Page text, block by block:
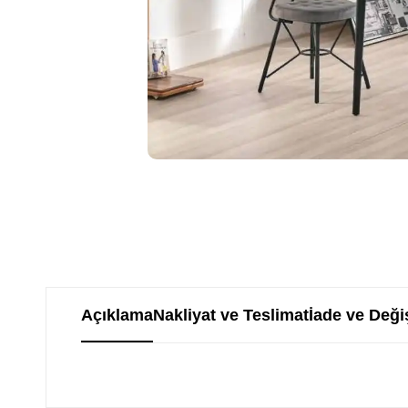
AçıklamaNakliyat ve Teslimatİade ve